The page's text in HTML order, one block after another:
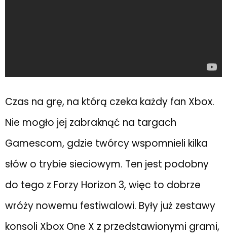
Czas na grę, na którą czeka każdy fan Xbox.
Nie mogło jej zabraknąć na targach
Gamescom, gdzie twórcy wspomnieli kilka
słów o trybie sieciowym. Ten jest podobny
do tego z Forzy Horizon 3, więc to dobrze
wróży nowemu festiwalowi. Były już zestawy
konsoli Xbox One X z przedstawionymi grami,